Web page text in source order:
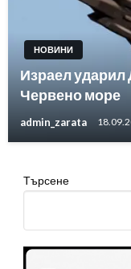
НОВИНИ
Израел ударил
Червено море
admin_zarata
Търсене